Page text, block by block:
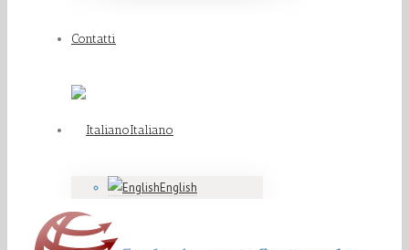
Contatti
Italiano
English